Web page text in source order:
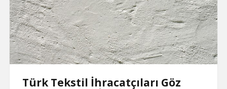
Tekstil
İhracatçıları
Türk Tekstil İhracatçıları Göz